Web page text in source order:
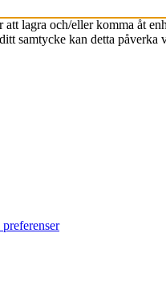
lagra och/eller komma åt
samtycke kan detta påverka